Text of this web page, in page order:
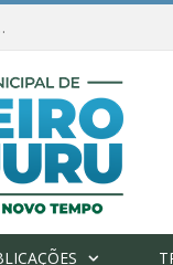
idosos com 65 ou mais